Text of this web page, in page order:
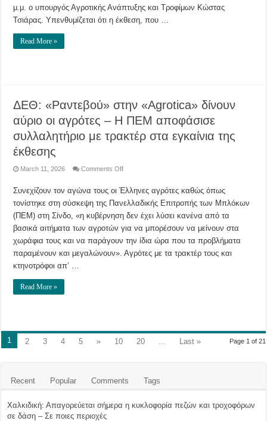
αφορμή
την
«Agrotica»
μ.μ. ο υπουργός Αγροτικής Ανάπτυξης και Τροφίμων Κώστας
Τσιάρας. Υπενθυμίζεται ότι η έκθεση, που …
Read More »
ΔΕΘ: «Ραντεβού» στην «Agrotica» δίνουν
αύριο οι αγρότες – Η ΠΕΜ αποφάσισε
συλλαλητήριο με τρακτέρ στα εγκαίνια της
έκθεσης
March 11, 2026 Comments Offon
στην
«Agrotica»
δίνουν
αύριο
οι
αγρότες
–
Η
ΠΕΜ
αποφάσισε
Συνεχίζουν τον αγώνα τους οι Έλληνες αγρότες καθώς όπως
τονίστηκε στη σύσκεψη της Πανελλαδικής Επιτροπής των Μπλόκων
(ΠΕΜ) στη Σίνδο, «η κυβέρνηση δεν έχει λύσει κανένα από τα
βασικά αιτήματα των αγροτών για να μπορέσουν να μείνουν στα
χωράφια τους και να παράγουν την ίδια ώρα που τα προβλήματα
παραμένουν και μεγαλώνουν». Αγρότες με τα τρακτέρ τους και
κτηνοτρόφοι απ’ …
Read More »
Page 1 of 21
1 2 3 4 5 » 10 20 Last »
Recent Popular Comments Tags
Χαλκιδική: Απαγορεύεται σήμερα η κυκλοφορία πεζών και τροχοφόρων
σε δάση – Σε ποιες περιοχές